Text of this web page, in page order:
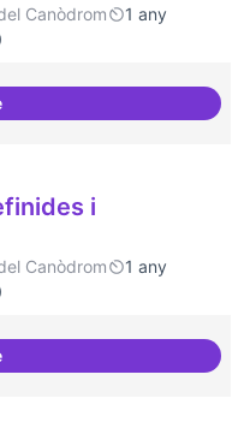
Canòdrom
1 any
amb Torre
i
Canòdrom
1 any
de formació definides i